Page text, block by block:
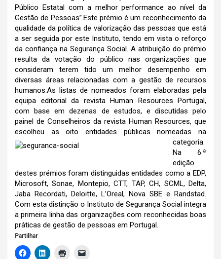
Público Estatal com a melhor performance ao nível da
Gestão de Pessoas”.Este prémio é um reconhecimento da
qualidade da política de valorização das pessoas que está
a ser seguida por este Instituto, tendo em vista o reforço
da confiança na Segurança Social. A atribuição do prémio
resulta da votação do público nas organizações que
consideram terem tido um melhor desempenho em
diversas áreas relacionadas com a gestão de recursos
humanos.As listas de nomeados foram elaboradas pela
equipa editorial da revista Human Resources Portugal,
com base em dezenas de estudos, e discutidas pelo
painel de Conselheiros da revista Human Resources, que
escolheu as oito entidades públicas nomeadas na
categoria.
Na 6.ª
edição
destes prémios foram distinguidas entidades como a EDP,
Microsoft, Sonae, Montepio, CTT, TAP, CH, SCML, Delta,
Jaba Recordati, Deloitte, L’Oreal, Nova SBE e Randstad.
Com esta distinção o Instituto de Segurança Social integra
a primeira linha das organizações com reconhecidas boas
práticas de gestão de pessoas em Portugal.
Partilhar